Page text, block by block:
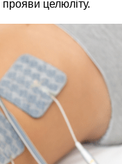
целюліту.